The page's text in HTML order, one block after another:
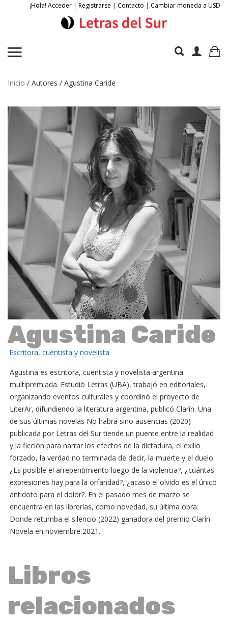
¡Hola! Acceder | Registrarse | Contacto | Cambiar moneda a USD
Inicio / Autores / Agustina Caride
Agustina Caride
Escritora, cuentista y novelista
Agustina es escritora, cuentista y novelista argentina
multipremiada. Estudió Letras (UBA), trabajó en editoriales,
organizando eventos culturales y coordinó el proyecto de
LiterAr, difundiendo la literatura argentina, publicó Clarín. Una
de sus últimas novelas No habrá sino ausencias (2020)
publicada por Letras del Sur tiende un puente entre la realidad
y la ficción para narrar los efectos de la dictadura, el exilio
forzado, la verdad no terminada de decir, la muerte y el duelo.
¿Es posible el arrepentimiento luego de la violencia?, ¿cuántas
expresiones hay para la orfandad?, ¿acaso el olvido es el único
antidoto para el dolor?. En el pasado mes de marzo se
encuentra en las librerías, como novedad, su última obra:
Donde retumba el silencio (2022) ganadora del premio Clarín
Novela en noviembre 2021.
Libros
relacionados